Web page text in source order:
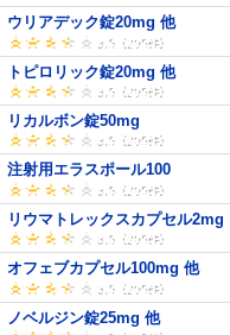
ウリアデック錠20mg 他
トピロリック錠20mg 他
リカルボン錠50mg
注射用エラスポール100
リウマトレックスカプセル2mg
オフェブカプセル100mg 他
ノベルジン錠25mg 他